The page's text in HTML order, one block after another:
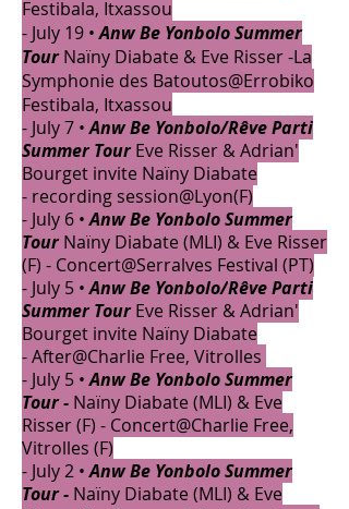
Festibala, Itxassou
- July 19 •Anw Be Yonbolo Summer
TourNaïny Diabate & Eve Risser -La
Symphonie des Batoutos@Errobiko
Festibala, Itxassou
- July 7 •Anw Be Yonbolo/Rêve Parti
Summer TourEve Risser & Adrian'
Bourget invite Naïny Diabate
- recording session@Lyon(F)
- July 6 •Anw Be Yonbolo Summer
TourNaïny Diabate (MLI) & Eve Risser
(F) - Concert@Serralves Festival (PT)
- July 5 •Anw Be Yonbolo/Rêve Parti
Summer TourEve Risser & Adrian'
Bourget invite Naïny Diabate
-After@Charlie Free, Vitrolles
- July 5 •Anw Be Yonbolo Summer
Tour - Naïny Diabate (MLI) & Eve
Risser (F) - Concert@Charlie Free,
Vitrolles (F)
- July 2 •Anw Be Yonbolo Summer
Tour - Naïny Diabate (MLI) & Eve